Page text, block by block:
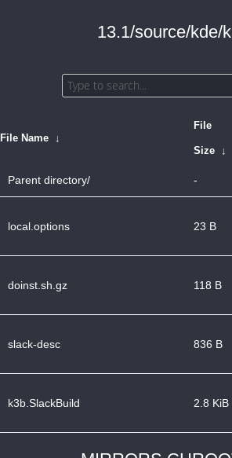
13.1/source/kde/
File Name ↓
File
Size ↓
Parent directory/ -
local.options 23 B
doinst.sh.gz 118 B
slack-desc 836 B
k3b.SlackBuild 2.8 KiB